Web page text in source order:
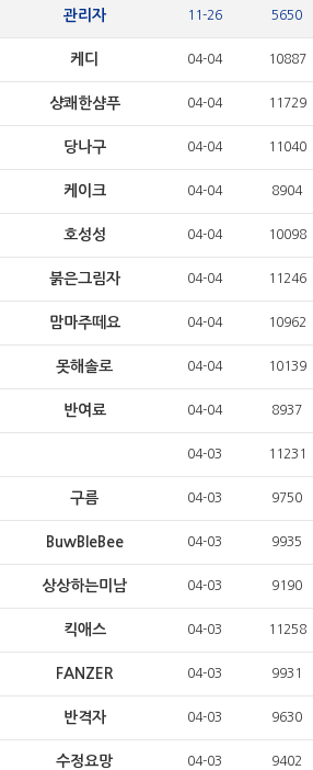
관리자 11-26 5650
케디 04-04 10887
샹쾌한샴푸 04-04 11729
당나구 04-04 11040
케이크 04-04 8904
호성성 04-04 10098
붉은그림자 04-04 11246
맘마주떼요 04-04 10962
못해솔로 04-04 10139
반여료 04-04 8937
04-03 11231
구름 04-03 9750
BuwBleBee 04-03 9935
상상하는미남 04-03 9190
킥애스 04-03 11258
FANZER 04-03 9931
반격자 04-03 9630
수정요망 04-03 9402